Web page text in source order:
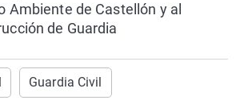
Ambiente de Castellón y al
de Guardia
Guardia Civil